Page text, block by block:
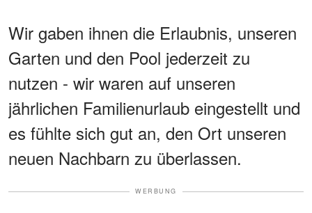
Wir gaben ihnen die Erlaubnis, unseren
Garten und den Pool jederzeit zu
nutzen - wir waren auf unseren
jährlichen Familienurlaub eingestellt und
es fühlte sich gut an, den Ort unseren
neuen Nachbarn zu überlassen.
WERBUNG